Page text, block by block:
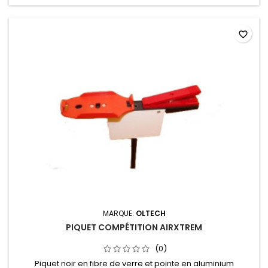
MARQUE: OLTECH
PIQUET COMPÉTITION AIRXTREM
(0)
Piquet noir en fibre de verre et pointe en aluminium
favorite_border